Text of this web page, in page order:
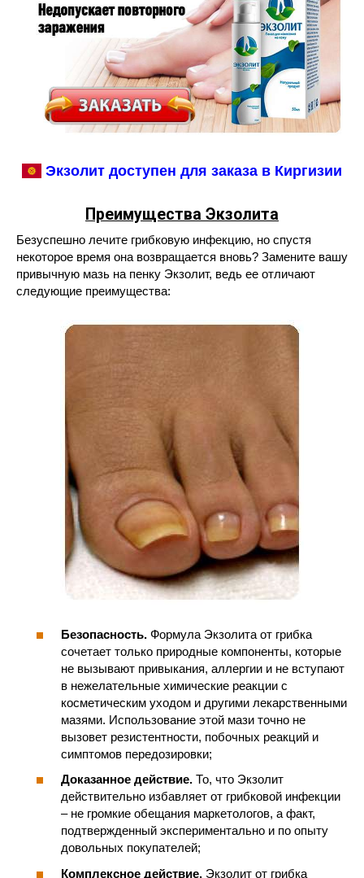
Экзолит доступен для заказа в Киргизии
Преимущества Экзолита
Безуспешно лечите грибковую инфекцию, но спустя
некоторое время она возвращается вновь? Замените вашу
привычную мазь на пенку Экзолит, ведь ее отличают
следующие преимущества:
Безопасность. Формула Экзолита от грибка
сочетает только природные компоненты, которые
не вызывают привыкания, аллергии и не вступают
в нежелательные химические реакции с
косметическим уходом и другими лекарственными
мазями. Использование этой мази точно не
вызовет резистентности, побочных реакций и
симптомов передозировки;
Доказанное действие. То, что Экзолит
действительно избавляет от грибковой инфекции
– не громкие обещания маркетологов, а факт,
подтвержденный экспериментально и по опыту
довольных покупателей;
Комплексное действие. Экзолит от грибка